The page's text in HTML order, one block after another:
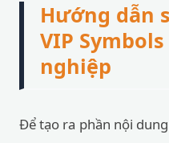
Hướng dẫn
VIP
nghiệp
Để tạo ra phần nội